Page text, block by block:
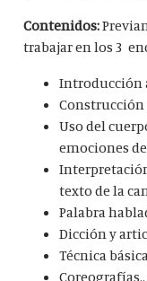
Contenidos:
trabajar en los 3
Introducción
Construcción
Uso del
emociones
texto de la
Palabra
Dicción y
Técnica
Coreografías..